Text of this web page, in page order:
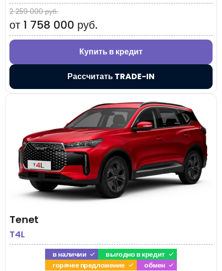
2 259 000 руб.
от 1 758 000 руб.
Купить в кредит
Рассчитать TRADE-IN
Tenet
T4L
в наличии
выгодно в кредит
горячее предложение
обмен